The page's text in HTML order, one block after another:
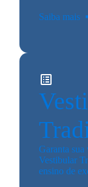
Saiba mais
Garanta
Vestibular
ensino de